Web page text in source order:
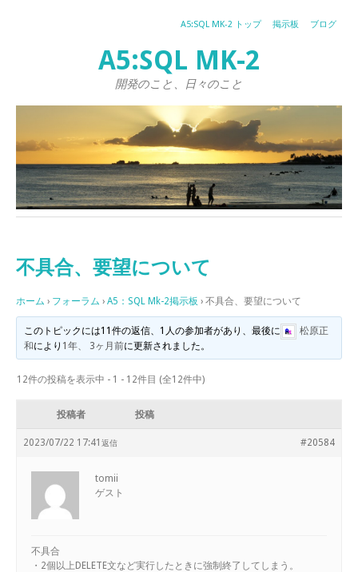
A5:SQL MK-2 トップ 掲示板 ブログ
A5:SQL MK-2
開発のこと、日々のこと
不具合、要望について
ホーム › フォーラム › A5：SQL Mk-2掲示板 › 不具合、要望について
このトピックには11件の返信、1人の参加者があり、最後に
松原正
和により 1年、 3ヶ月前に更新されました。
12件の投稿を表示中 - 1 - 12件目 (全12件中)
投稿者 投稿
2023/07/22 17:41 #20584
返信
tomii
ゲスト
不具合
・2個以上DELETE文など実行したときに強制終了してしまう。